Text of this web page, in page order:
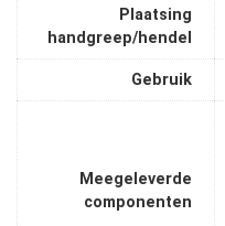
Plaatsing
handgreep/hendel
Gebruik
Meegeleverde
componenten